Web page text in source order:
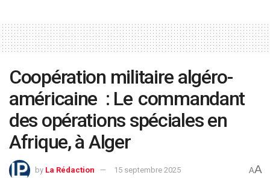
Coopération militaire algéro-
américaine : Le commandant
des opérations spéciales en
Afrique, à Alger
by La Rédaction 15 septembre 2025 AA